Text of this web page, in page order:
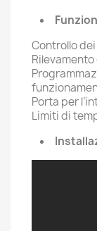
Controllo
Porta per
Limiti di